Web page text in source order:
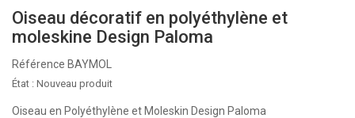
Oiseau décoratif en polyéthylène et
moleskine Design Paloma
Référence BAYMOL
État : Nouveau produit
Oiseau en Polyéthylène et Moleskin Design Paloma